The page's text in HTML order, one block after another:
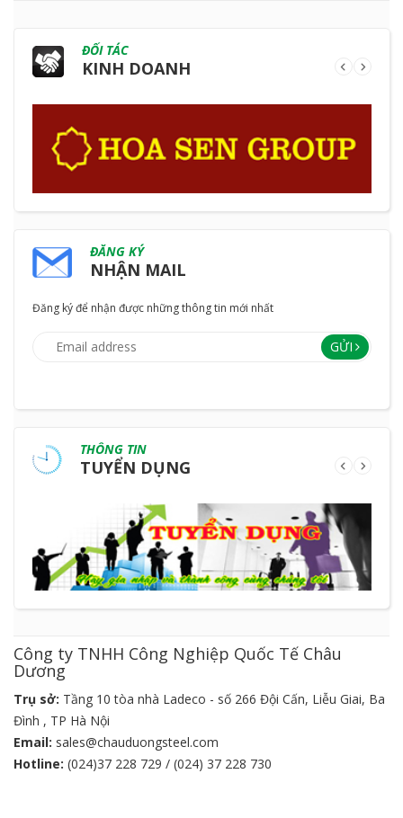
ĐỐI TÁC
KINH DOANH
ĐĂNG KÝ
NHẬN MAIL
Đăng ký để nhận được những thông tin mới nhất
GỬI
THÔNG TIN
TUYỂN DỤNG
Công ty TNHH Công Nghiệp Quốc Tế Châu
Dương
Trụ sở: Tầng 10 tòa nhà Ladeco - số 266 Đội Cấn, Liễu Giai, Ba
Đình , TP Hà Nội
Email: sales@chauduongsteel.com
Hotline: (024)37 228 729 / (024) 37 228 730